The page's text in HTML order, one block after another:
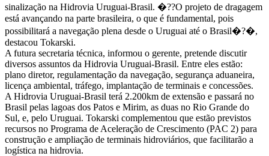
sinalização na Hidrovia Uruguai-Brasil. �??O projeto de dragagem
está avançando na parte brasileira, o que é fundamental, pois
possibilitará a navegação plena desde o Uruguai até o Brasil�?�,
destacou Tokarski.
A futura secretaria técnica, informou o gerente, pretende discutir
diversos assuntos da Hidrovia Uruguai-Brasil. Entre eles estão:
plano diretor, regulamentação da navegação, segurança aduaneira,
licença ambiental, tráfego, implantação de terminais e concessões.
A Hidrovia Uruguai-Brasil terá 2.200km de extensão e passará no
Brasil pelas lagoas dos Patos e Mirim, as duas no Rio Grande do
Sul, e, pelo Uruguai. Tokarski complementou que estão previstos
recursos no Programa de Aceleração de Crescimento (PAC 2) para
construção e ampliação de terminais hidroviários, que facilitarão a
logística na hidrovia.